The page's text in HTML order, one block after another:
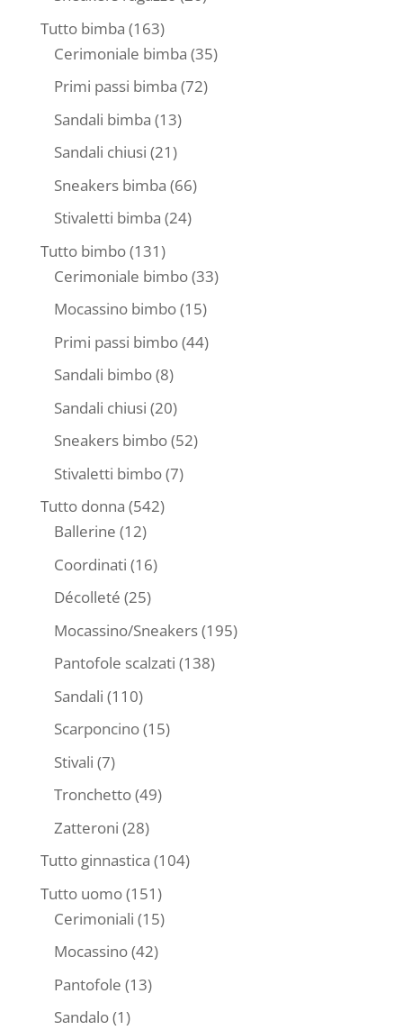
Tutto bimba 163163
prodotti
Cerimoniale bimba 3535
Primi passi bimba 7272
Sandali bimba 1313
prodotti
Sandali chiusi 2121
prodotti
Sneakers bimba 6666
Stivaletti bimba 2424
Tutto bimbo 131131
prodotti
Cerimoniale bimbo 3333
Mocassino bimbo 1515
prodotti
Primi passi bimbo 4444
Sandali bimbo 88
prodotti
Sandali chiusi 2020
prodotti
Sneakers bimbo 5252
Stivaletti bimbo 77
Tutto donna 542542
Ballerine 1212
prodotti
Coordinati 1616
Décolleté 2525
prodotti
Mocassino/Sneakers 195195
Pantofole scalzati 138138
Sandali 110110
prodotti
Scarponcino 1515
Stivali 77
prodotti
Tronchetto 4949
Zatteroni 2828
prodotti
Tutto ginnastica 104104
Tutto uomo 151151
prodotti
Cerimoniali 1515
Mocassino 4242
Pantofole 1313
Sandalo 11